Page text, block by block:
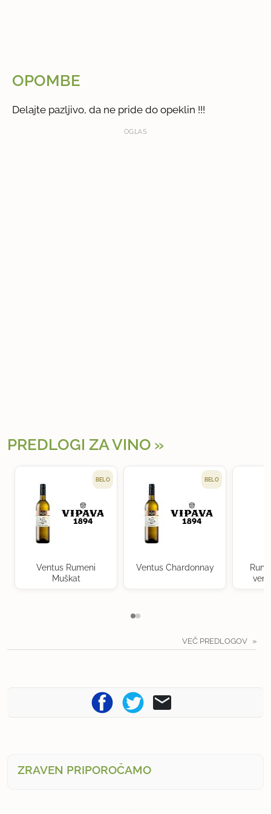
OPOMBE
Delajte pazljivo, da ne pride do opeklin !!!
OGLAS
PREDLOGI ZA VINO
BELO
Ventus Rumeni
Muškat
BELO
Ventus Chardonnay
VEČ PREDLOGOV
ZRAVEN PRIPOROČAMO